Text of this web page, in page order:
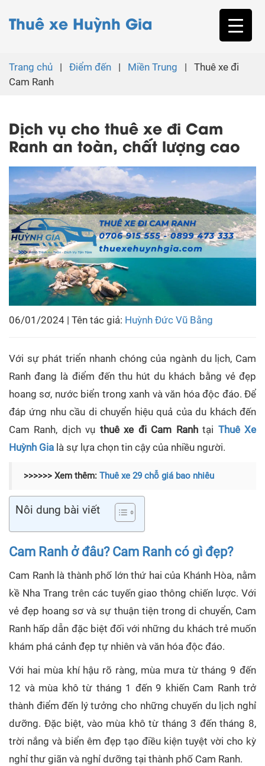
Thuê xe Huỳnh Gia
Trang chủ | Điểm đến | Miền Trung |
Thuê xe đi
Cam Ranh
Dịch vụ cho thuê xe đi Cam
Ranh an toàn, chất lượng cao
06/01/2024 | Tên tác giả: Huỳnh Đức Vũ Bằng
Với sự phát triển nhanh chóng của ngành du lịch, Cam
Ranh đang là điểm đến thu hút du khách bằng vẻ đẹp
hoang sơ, nước biển trong xanh và văn hóa độc đáo. Để
đáp ứng nhu cầu di chuyển hiệu quả của du khách đến
Cam Ranh, dịch vụ thuê xe đi Cam Ranhtại Thuê Xe
Huỳnh Gia là sự lựa chọn tin cậy của nhiều người.
>>>>>> Xem thêm: Thuê xe 29 chỗ giá bao nhiêu
Nôi dung bài viết
Cam Ranh ở đâu? Cam Ranh có gì đẹp?
Cam Ranh là thành phố lớn thứ hai của Khánh Hòa, nằm
kề Nha Trang trên các tuyến giao thông chiến lược. Với
vẻ đẹp hoang sơ và sự thuận tiện trong di chuyển, Cam
Ranh hấp dẫn đặc biệt đối với những du khách trẻ muốn
khám phá cảnh đẹp tự nhiên và văn hóa độc đáo.
Với hai mùa khí hậu rõ ràng, mùa mưa từ tháng 9 đến
12 và mùa khô từ tháng 1 đến 9 khiến Cam Ranh trở
thành điểm đến lý tưởng cho những chuyến du lịch nghỉ
dưỡng. Đặc biệt, vào mùa khô từ tháng 3 đến tháng 8,
trời nắng và biển êm đẹp tạo điều kiện tuyệt vời cho kỳ
nghỉ thư giãn và nghỉ dưỡng tại thành phố Cam Ranh.